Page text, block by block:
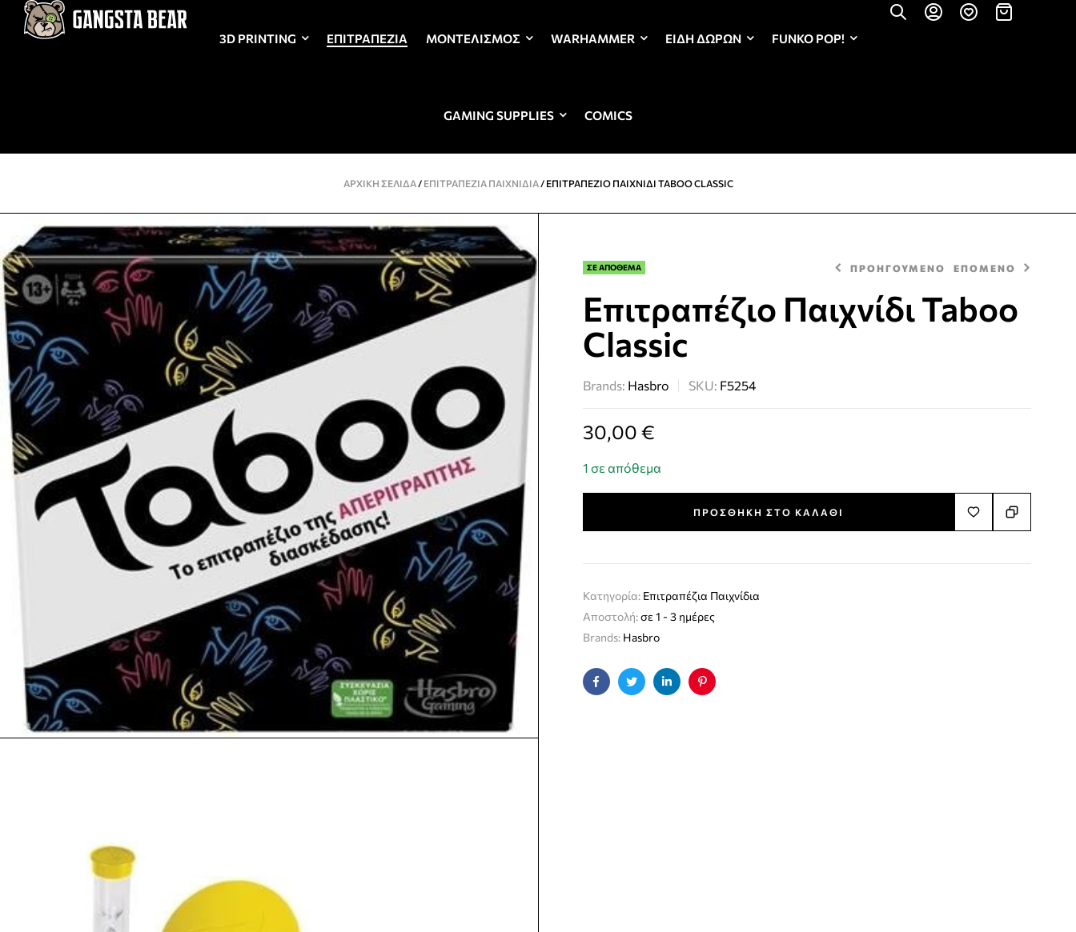
3D PRINTING ΕΠΙΤΡΑΠΈΖΙΑ ΜΟΝΤΕΛΙΣΜΌΣ WARHAMMER ΕΊΔΗ ΔΏΡΩΝ FUNKO POP!
GAMING SUPPLIES COMICS
ΑΡΧΙΚΉ ΣΕΛΊΔΑ/ ΕΠΙΤΡΑΠΈΖΙΑ ΠΑΙΧΝΊΔΙΑ/ ΕΠΙΤΡΑΠΈΖΙΟ ΠΑΙΧΝΊΔΙ TABOO CLASSIC
ΣΕ ΑΠΟΘΕΜΑ ΠΡΟΗΓΟΥΜΕΝΟ ΕΠΟΜΕΝΟ
Επιτραπέζιο Παιχνίδι Taboo
Classic
Brands: Hasbro SKU: F5254
30,00 €
1 σε απόθεμα
ΠΡΟΣΘΉΚΗ ΣΤΟ ΚΑΛΆΘΙ
Κατηγορία: Επιτραπέζια Παιχνίδια
Αποστολή:σε 1 - 3 ημέρες
Brands: Hasbro
FacebookTwitterLinkedinPinterest